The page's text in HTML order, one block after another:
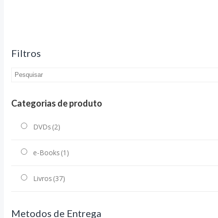
Filtros
Categorias de produto
DVDs (2)
e-Books (1)
Livros (37)
Metodos de Entrega